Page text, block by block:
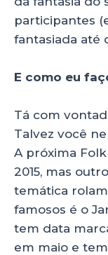
participantes
fantasiada até
E como eu
Tá com
Talvez você
A próxima
2015, mas
temática
famosos é o
tem data
em maio e